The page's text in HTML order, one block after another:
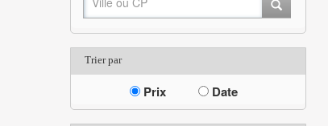
Trier par
Prix Date